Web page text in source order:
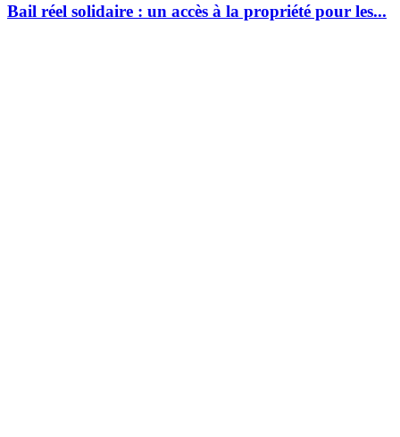
Bail réel solidaire : un accès à la propriété pour les...